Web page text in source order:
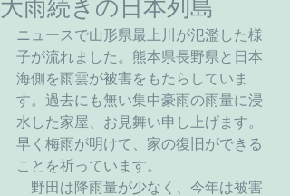
大雨続きの日本列島
ニュースで山形県最上川が氾濫した様
子が流れました。熊本県長野県と日本
海側を雨雲が被害をもたらしていま
す。過去にも無い集中豪雨の雨量に浸
水した家屋、お見舞い申し上げます。
早く梅雨が明けて、家の復旧ができる
ことを祈っています。
野田は降雨量が少なく、今年は被害